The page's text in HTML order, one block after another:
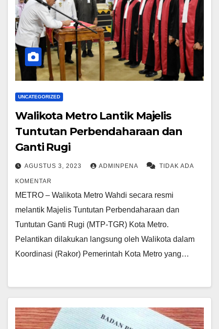
UNCATEGORIZED
Walikota Metro Lantik Majelis
Tuntutan Perbendaharaan dan
Ganti Rugi
AGUSTUS 3, 2023 ADMINPENA TIDAK ADA
KOMENTAR
METRO – Walikota Metro Wahdi secara resmi
melantik Majelis Tuntutan Perbendaharaan dan
Tuntutan Ganti Rugi (MTP-TGR) Kota Metro.
Pelantikan dilakukan langsung oleh Walikota dalam
Koordinasi (Rakor) Pemerintah Kota Metro yang…